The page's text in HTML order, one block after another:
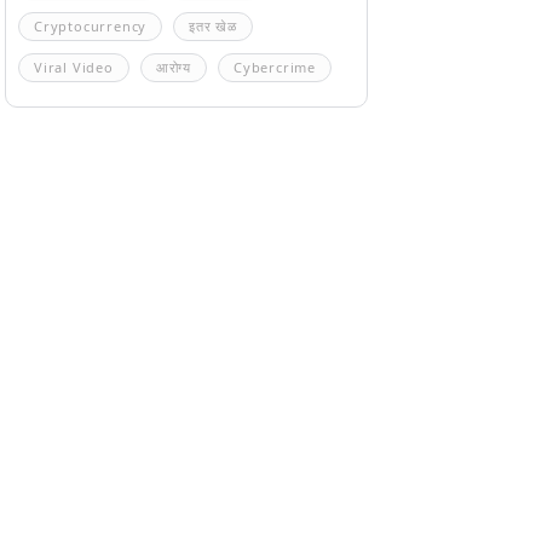
Cryptocurrency इतर खेळ
Viral Video आरोग्य Cybercrime